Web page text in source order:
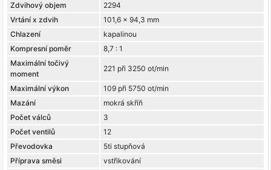
Zdvihový objem
2294
Vrtání x zdvih
101,6 x 94,3 mm
Chlazení
kapalinou
Kompresní poměr
8,7 : 1
Maximální točivý
moment
221 při 3250 ot/min
Maximální výkon
109 při 5750 ot/min
Mazání
mokrá skříň
Počet válců
3
Počet ventilů
12
Převodovka
5ti stupňová
Příprava směsi
vstřikování